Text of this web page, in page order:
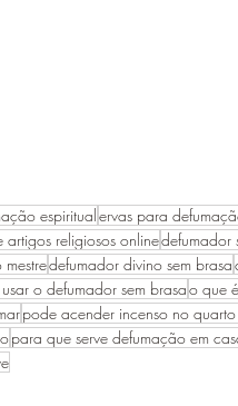
espiritual ervas para
artigos religiosos onlinedefumador
defumador divino sem brasa
o defumador sem brasao que
pode acender incenso no
para que serve defumação em